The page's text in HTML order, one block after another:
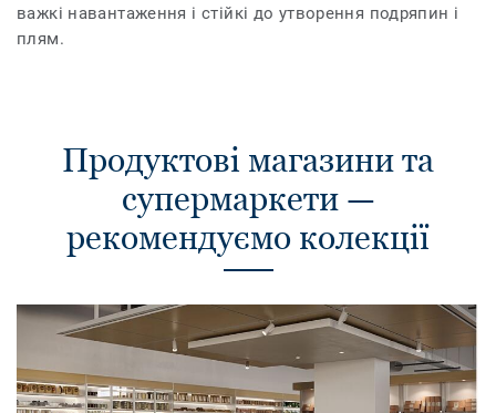
важкі навантаження і стійкі до утворення подряпин і
плям.
Продуктові магазини та
супермаркети —
рекомендуємо колекції